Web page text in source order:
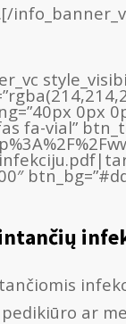
0px
fa-vial”
ar